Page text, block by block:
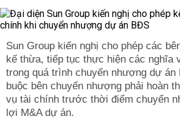
Sun Group kiến nghị cho phép các
kế thừa, tiếp tục thực hiện các nghĩa
trong quá trình chuyển nhượng dự
buộc bên chuyển nhượng phải hoàn
vụ tài chính trước thời điểm chuyển
lợi M&A dự án.